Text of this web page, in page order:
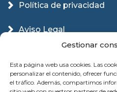
Gestionar
Esta página web usa cookies. Las
personalizar el contenido, ofrecer
el tráfico. Además, compartimos
Política de privacidad
Aviso Legal